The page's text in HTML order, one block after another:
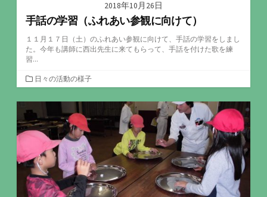
2018年10月26日
手話の学習（ふれあい参観に向けて）
１１月１７日（土）のふれあい参観に向けて、手話の学習をしまし
た。今年も講師に西出先生に来てもらって、手話を付けた歌を練
習...
カ
テ
ゴ
リ
ー
日々の活動の様子